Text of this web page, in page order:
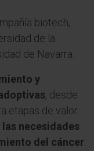
biotech,
de la
de Navarra.
y
, desde
etapas de valor
necesidades
del cáncer